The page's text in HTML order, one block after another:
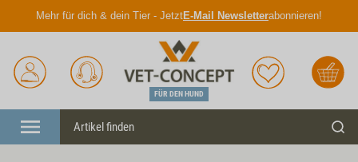
Mehr für dich & dein Tier - JetztE-Mail Newsletterabonnieren!
Anmelden
Unser
Service
FÜR DEN HUND
Merkliste Warenkorb
Menü